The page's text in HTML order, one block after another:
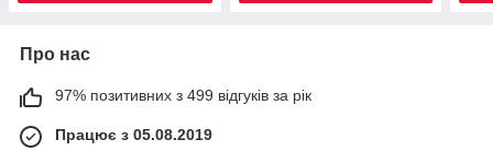
Про нас
97% позитивних з 499 відгуків за рік
Працює з 05.08.2019